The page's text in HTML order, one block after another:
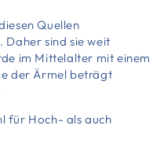
Quellen
sind sie weit
im Mittelalter mit einem
der Ärmel beträgt
für Hoch- als auch